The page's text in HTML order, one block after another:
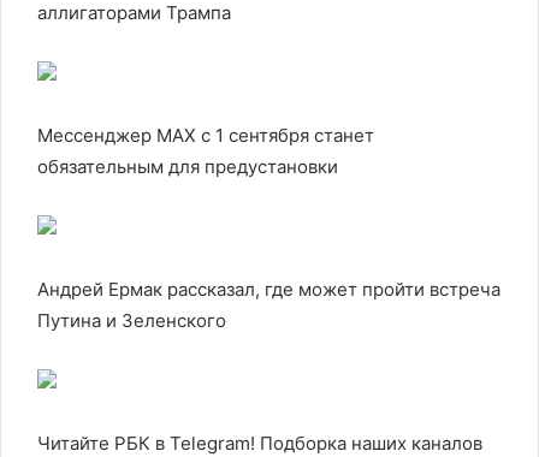
аллигаторами Трампа
Мессенджер MAX с 1 сентября станет
обязательным для предустановки
Андрей Ермак рассказал, где может пройти встреча
Путина и Зеленского
Читайте РБК в Telegram! Подборка наших каналов